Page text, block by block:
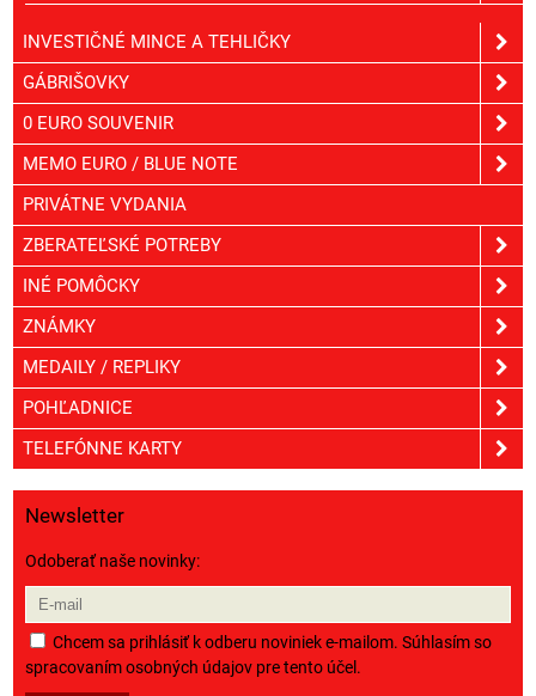
INVESTIČNÉ MINCE A TEHLIČKY
GÁBRIŠOVKY
0 EURO SOUVENIR
MEMO EURO / BLUE NOTE
PRIVÁTNE VYDANIA
ZBERATEĽSKÉ POTREBY
INÉ POMÔCKY
ZNÁMKY
MEDAILY / REPLIKY
POHĽADNICE
TELEFÓNNE KARTY
Newsletter
Odoberať naše novinky:
Chcem sa prihlásiť k odberu noviniek e-mailom. Súhlasím so
spracovaním osobných údajov pre tento účel.